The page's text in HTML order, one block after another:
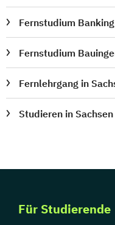
Fernstudium
Fernstudium
Fernlehrgang in
Studieren in Sachsen
Für Studierende